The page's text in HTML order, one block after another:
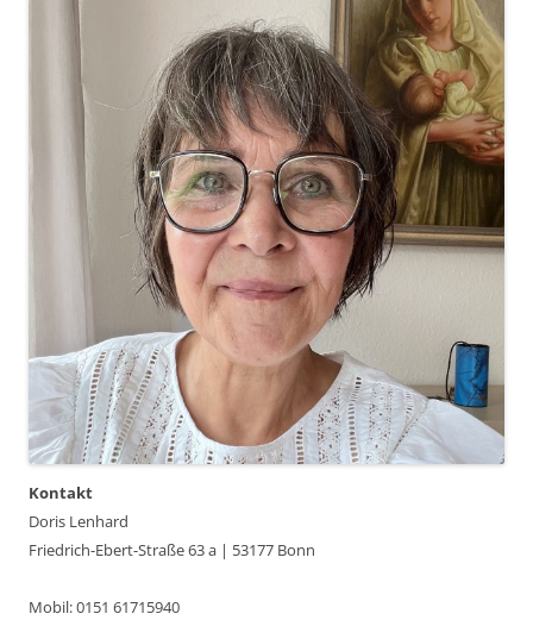
Kontakt
Doris Lenhard
Friedrich-Ebert-Straße 63 a | 53177 Bonn
Mobil: 0151 61715940